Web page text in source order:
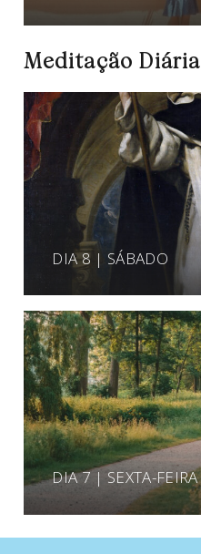
Meditação Diária
DIA 8 | SÁBADO
DIA 7 | SEXTA-FEIRA